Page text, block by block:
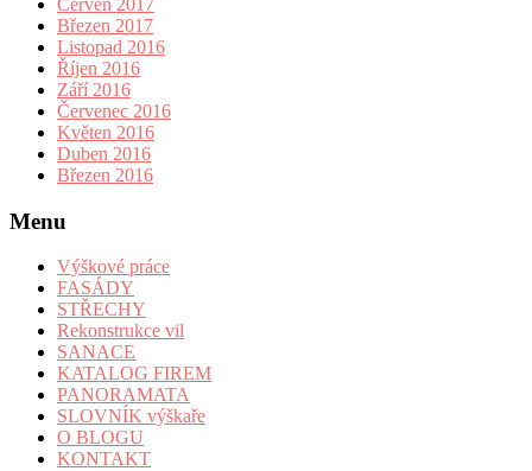
Březen 2017
Listopad 2016
Říjen 2016
Září 2016
Červenec 2016
Květen 2016
Duben 2016
Březen 2016
Menu
Výškové práce
FASÁDY
STŘECHY
Rekonstrukce vil
SANACE
KATALOG FIREM
PANORAMATA
SLOVNÍK výškaře
O BLOGU
KONTAKT